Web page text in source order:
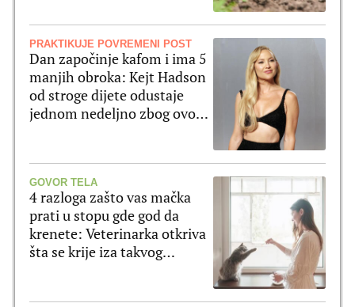
PRAKTIKUJE POVREMENI POST
Dan započinje kafom i ima 5
manjih obroka: Kejt Hadson
od stroge dijete odustaje
jednom nedeljno zbog ovog
GOVOR TELA
4 razloga zašto vas mačka
prati u stopu gde god da
krenete: Veterinarka otkriva
šta se krije iza takvog